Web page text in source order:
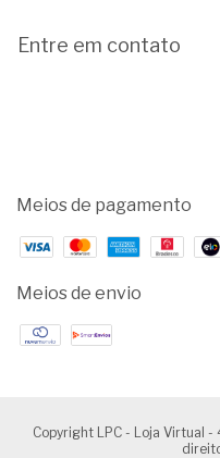
Entre em contato
Meios de pagamento
Meios de envio
Copyright LPC - Loja Virtual